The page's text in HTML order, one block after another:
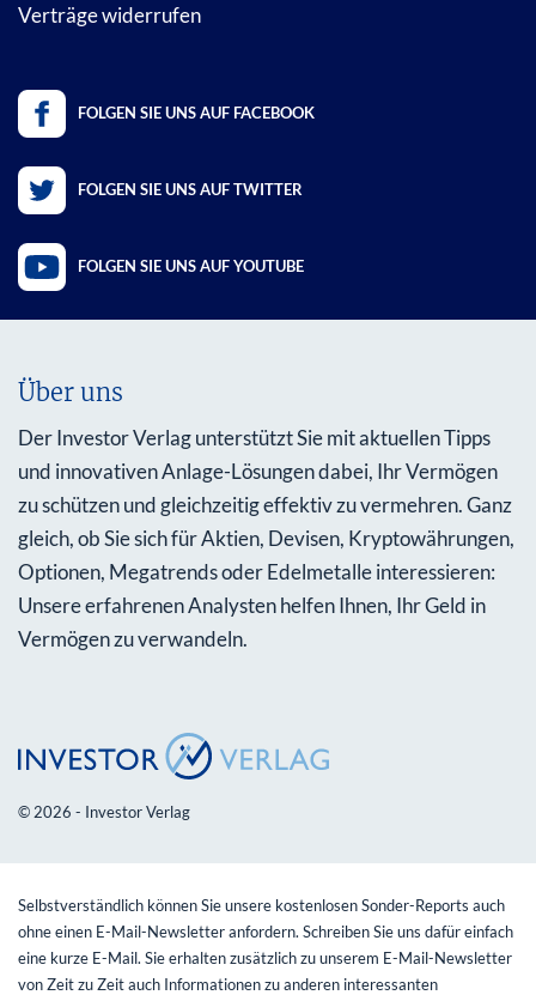
Verträge widerrufen
FOLGEN SIE UNS AUF FACEBOOK
FOLGEN SIE UNS AUF TWITTER
FOLGEN SIE UNS AUF YOUTUBE
Über uns
Der Investor Verlag unterstützt Sie mit aktuellen Tipps
und innovativen Anlage-Lösungen dabei, Ihr Vermögen
zu schützen und gleichzeitig effektiv zu vermehren. Ganz
gleich, ob Sie sich für Aktien, Devisen, Kryptowährungen,
Optionen, Megatrends oder Edelmetalle interessieren:
Unsere erfahrenen Analysten helfen Ihnen, Ihr Geld in
Vermögen zu verwandeln.
© 2026 - Investor Verlag
Selbstverständlich können Sie unsere kostenlosen Sonder-Reports auch
ohne einen E-Mail-Newsletter anfordern. Schreiben Sie uns dafür einfach
eine kurze E-Mail. Sie erhalten zusätzlich zu unserem E-Mail-Newsletter
von Zeit zu Zeit auch Informationen zu anderen interessanten